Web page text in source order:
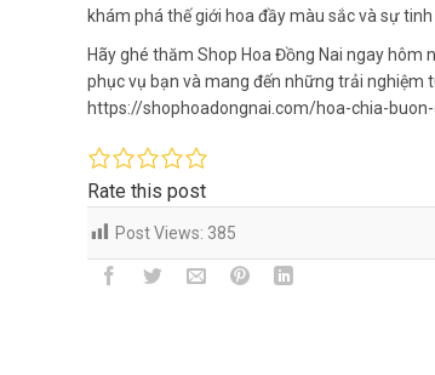
khám phá thế giới hoa đầy màu sắc và sự tinh
Hãy ghé thăm Shop Hoa Đồng Nai ngay hôm
phục vụ bạn và mang đến những trải nghiệm
https://shophoadongnai.com/hoa-chia-
Rate this post
Post Views: 385